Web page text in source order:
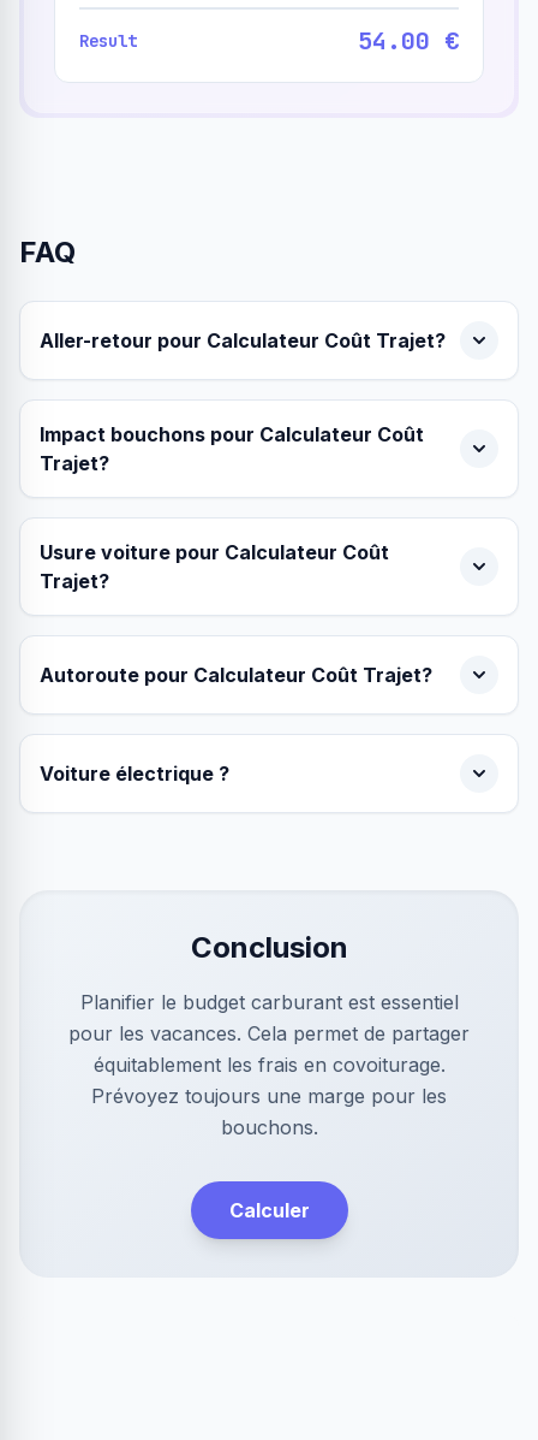
Result 54.00 €
FAQ
Aller-retour pour Calculateur Coût Trajet?
Impact bouchons pour Calculateur Coût
Trajet?
Usure voiture pour Calculateur Coût
Trajet?
Autoroute pour Calculateur Coût Trajet?
Voiture électrique ?
Conclusion
Planifier le budget carburant est essentiel
pour les vacances. Cela permet de partager
équitablement les frais en covoiturage.
Prévoyez toujours une marge pour les
bouchons.
Calculer